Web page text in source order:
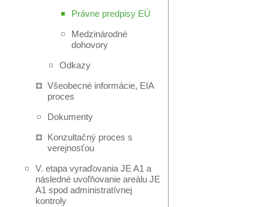
Právne predpisy EÚ
Medzinárodné
dohovory
Odkazy
Všeobecné informácie, EIA
proces
Dokumenty
Konzultačný proces s
verejnosťou
V. etapa vyraďovania JE A1 a
následné uvoľňovanie areálu JE
A1 spod administratívnej
kontroly